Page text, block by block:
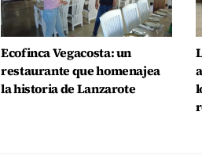
Ecofinca Vegacosta: un
restaurante que homenajea
la historia de Lanzarote